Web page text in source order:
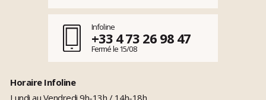
Infoline
+33 4 73 26 98 47
Fermé le 15/08
Horaire Infoline
Lundi au Vendredi 9h-13h / 14h-18h